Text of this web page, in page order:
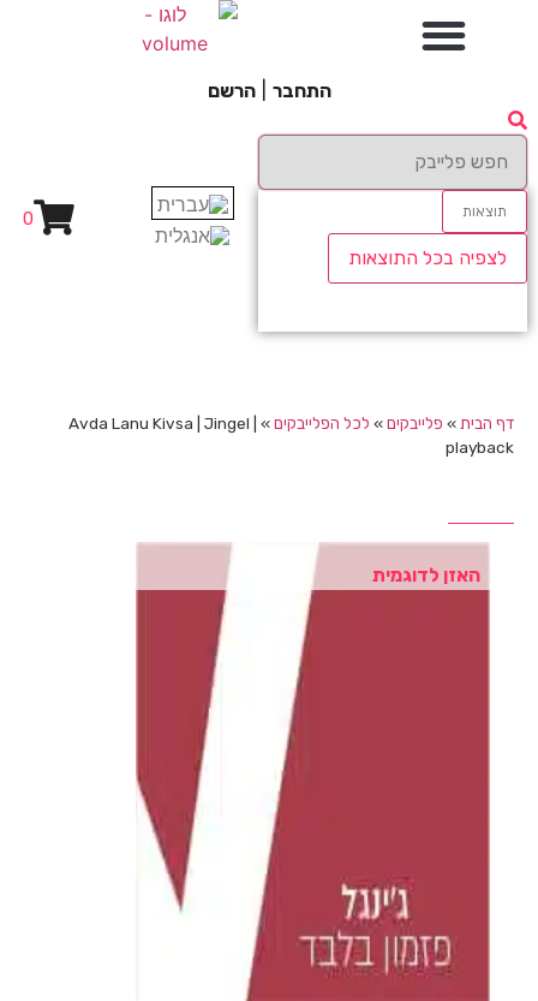
התחבר הרשם
תוצאות
לצפיה בכל התוצאות
0
דף הבית » פלייבקים» לכל הפלייבקים»
Avda Lanu Kivsa | Jingel |
playback
האזן לדוגמית